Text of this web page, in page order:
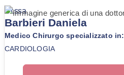
Dr.ssa
Barbieri Daniela
Medico Chirurgo specializzato in:
CARDIOLOGIA